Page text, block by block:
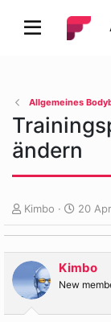
Allgemeines
ändern
E
r
s
t
l
l
e
Kimbo
E
r
s
t
e
l
t
20
Kimbo
New